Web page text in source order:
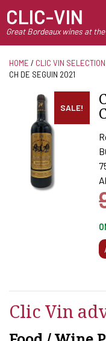
CLIC-VIN
Great Bordeaux wines at
HOME / CLIC VIN SELECTION
CH DE SEGUIN 2021
SALE!
Clic Vin